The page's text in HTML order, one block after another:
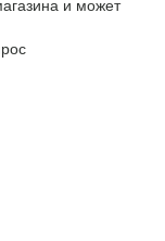
и может